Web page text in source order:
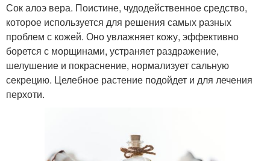
Сок алоэ вера. Поистине, чудодейственное средство,
которое используется для решения самых разных
проблем с кожей. Оно увлажняет кожу, эффективно
борется с морщинами, устраняет раздражение,
шелушение и покраснение, нормализует сальную
секрецию. Целебное растение подойдет и для лечения
перхоти.